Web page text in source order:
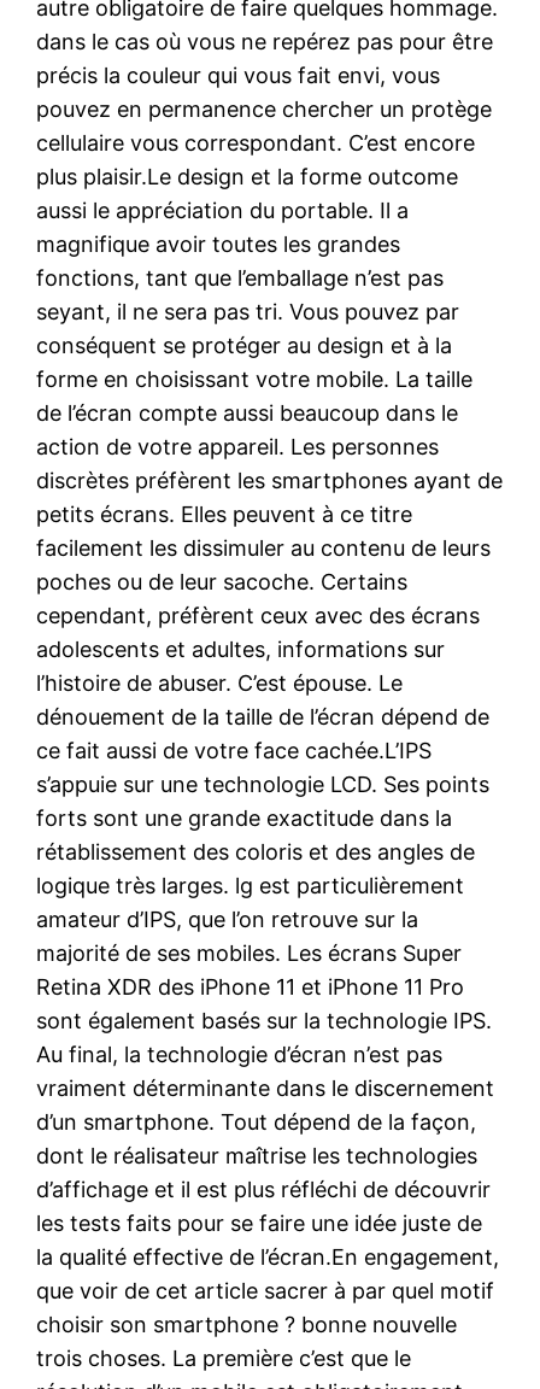
autre obligatoire de faire quelques hommage.
dans le cas où vous ne repérez pas pour être
précis la couleur qui vous fait envi, vous
pouvez en permanence chercher un protège
cellulaire vous correspondant. C’est encore
plus plaisir.Le design et la forme outcome
aussi le appréciation du portable. Il a
magnifique avoir toutes les grandes
fonctions, tant que l’emballage n’est pas
seyant, il ne sera pas tri. Vous pouvez par
conséquent se protéger au design et à la
forme en choisissant votre mobile. La taille
de l’écran compte aussi beaucoup dans le
action de votre appareil. Les personnes
discrètes préfèrent les smartphones ayant de
petits écrans. Elles peuvent à ce titre
facilement les dissimuler au contenu de leurs
poches ou de leur sacoche. Certains
cependant, préfèrent ceux avec des écrans
adolescents et adultes, informations sur
l’histoire de abuser. C’est épouse. Le
dénouement de la taille de l’écran dépend de
ce fait aussi de votre face cachée.L’IPS
s’appuie sur une technologie LCD. Ses points
forts sont une grande exactitude dans la
rétablissement des coloris et des angles de
logique très larges. lg est particulièrement
amateur d’IPS, que l’on retrouve sur la
majorité de ses mobiles. Les écrans Super
Retina XDR des iPhone 11 et iPhone 11 Pro
sont également basés sur la technologie IPS.
Au final, la technologie d’écran n’est pas
vraiment déterminante dans le discernement
d’un smartphone. Tout dépend de la façon,
dont le réalisateur maîtrise les technologies
d’affichage et il est plus réfléchi de découvrir
les tests faits pour se faire une idée juste de
la qualité effective de l’écran.En engagement,
que voir de cet article sacrer à par quel motif
choisir son smartphone ? bonne nouvelle
trois choses. La première c’est que le